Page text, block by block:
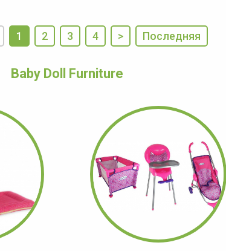
1 2 3 4 > Последняя
Baby Doll Furniture